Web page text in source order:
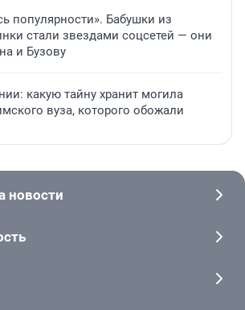
популярности». Бабушки из
стали звездами соцсетей — они
и Бузову
какую тайну хранит могила
вуза, которого обожали
новости